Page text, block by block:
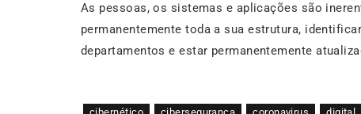
As pessoas, os sistemas e aplicações são
permanentemente toda a sua estrutura,
departamentos e estar permanentemente